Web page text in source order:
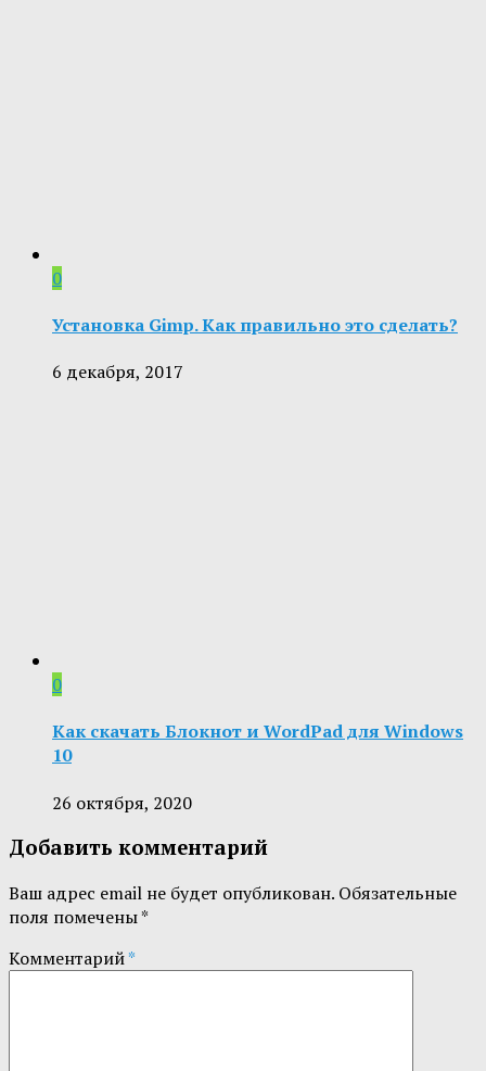
0
Установка Gimp. Как правильно это сделать?
6 декабря, 2017
0
Как скачать Блокнот и WordPad для Windows
10
26 октября, 2020
Добавить комментарий
Ваш адрес email не будет опубликован. Обязательные
поля помечены*
Комментарий*